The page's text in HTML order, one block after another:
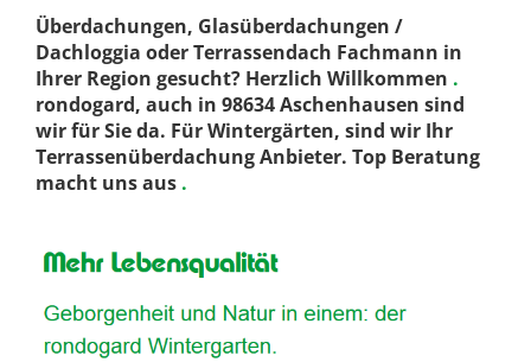
Überdachungen, Glasüberdachungen /
Dachloggia oder Terrassendach Fachmann in
Ihrer Region gesucht? Herzlich Willkommen .
rondogard, auch in 98634 Aschenhausen sind
wir für Sie da. Für Wintergärten, sind wir Ihr
Terrassenüberdachung Anbieter. Top Beratung
macht uns aus .